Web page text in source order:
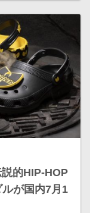
的HIP-HOP
が国内7月1